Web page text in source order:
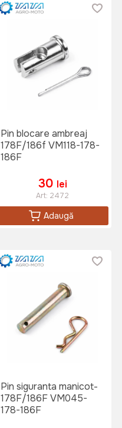
Pin blocare ambreaj
178F/186f VM118-178-
186F
30 lei
Art: 2472
Adaugă
Pin siguranta manicot-
178F/186F VM045-
178-186F